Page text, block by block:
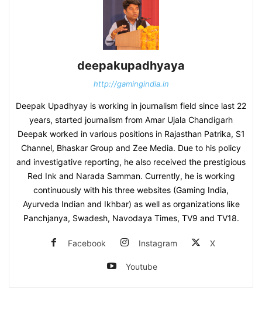
deepakupadhyaya
http://gamingindia.in
Deepak Upadhyay is working in journalism field since last 22
years, started journalism from Amar Ujala Chandigarh
Deepak worked in various positions in Rajasthan Patrika, S1
Channel, Bhaskar Group and Zee Media. Due to his policy
and investigative reporting, he also received the prestigious
Red Ink and Narada Samman. Currently, he is working
continuously with his three websites (Gaming India,
Ayurveda Indian and Ikhbar) as well as organizations like
Panchjanya, Swadesh, Navodaya Times, TV9 and TV18.
Facebook Instagram X
Youtube